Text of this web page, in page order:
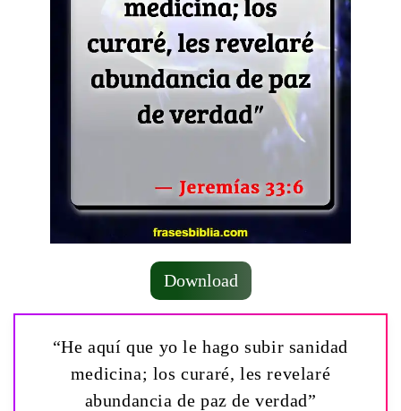
Download
“He aquí que yo le hago subir sanidad
medicina; los curaré, les revelaré
abundancia de paz de verdad”